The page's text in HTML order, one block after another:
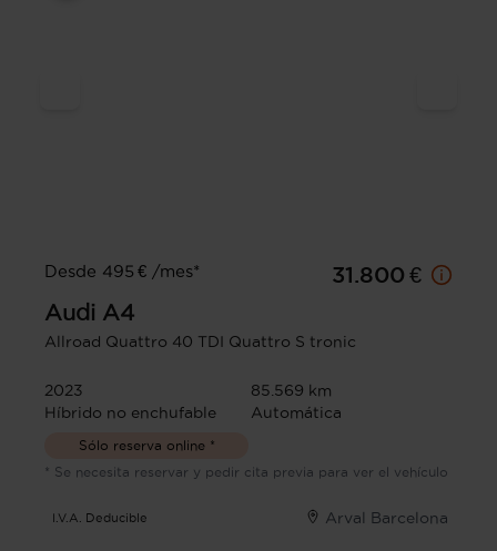
Desde 495 € /mes*
31.800 €
Audi A4
Allroad Quattro 40 TDI Quattro S tronic
2023
85.569 km
Híbrido no enchufable
Automática
Sólo reserva online *
* Se necesita reservar y pedir cita previa para ver el vehículo
I.V.A. Deducible Arval Barcelona